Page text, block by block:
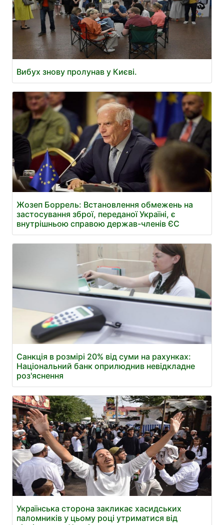
Вибух знову пролунав у Києві.
Жозеп Боррель: Встановлення обмежень на
застосування зброї, переданої Україні, є
внутрішньою справою держав-членів ЄС
Санкція в розмірі 20% від суми на рахунках:
Національний банк оприлюднив невідкладне
роз'яснення
Українська сторона закликає хасидських
паломників у цьому році утриматися від